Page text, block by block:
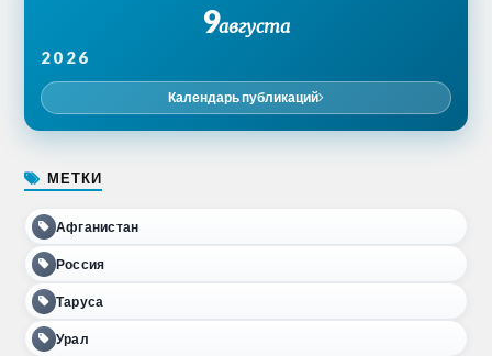
9августа
2026
Календарь публикаций
МЕТКИ
Афганистан
Россия
Таруса
Урал